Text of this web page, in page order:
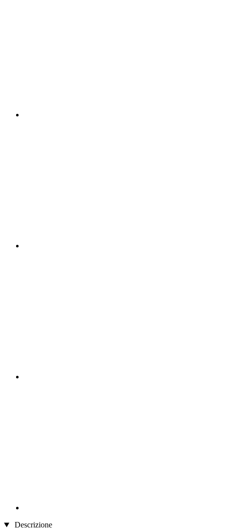
Descrizione